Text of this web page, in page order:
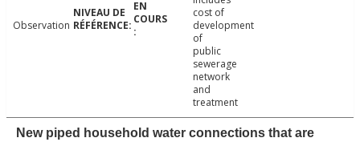
Observation
cost of
development
of
public
sewerage
network
and
treatment
New piped household water connections that are